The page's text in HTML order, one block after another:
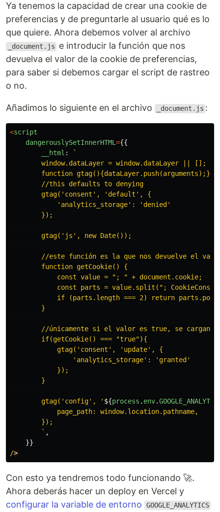
Ya tenemos la capacidad de crear una cookie de
preferencias y de preguntarle al usuario qué es lo
que quiere. Ahora debemos volver al archivo
_document.js
e introducir la función que nos
devuelva el valor de la cookie de preferencias,
para saber si debemos cargar el script de rastreo
o no.
Añadimos lo siguiente en el archivo _document.js :
<script
dangerouslySetInnerHTML ={{
__html :
`
        window.dataLayer = window.dataLayer || [];
        function gtag(){dataLayer.push(arguments);}
        //this defaults to denying
        gtag('consent', 'default', {
            'analytics_storage': 'denied'
        });
        gtag('js', new Date());
//este función es la que nos devuelve el
        function getCookie() {
            const value = "; " + document.cookie;
const parts = value.split(";
if (parts.length === 2) return
        }
//únicamente si el valor es true, se cargan
        if(getCookie() === "true"){
            gtag('consent', 'update', {
                'analytics_storage': 'granted'
            });
        }
        gtag('config', '
${process . env.
            page_path: window.location.pathname,
        });
        `
,
}}
/
Con esto ya tendremos todo funcionando 🚀.
Ahora deberás hacer un deploy en Vercel y
configurar la variable de entorno
GOOGLE_ANALYTICS